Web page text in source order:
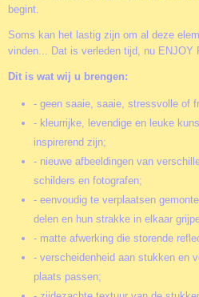
begint.
Soms kan het lastig zijn om al deze
vinden... Dat is verleden tijd, nu ENJOY
Dit is wat wij u brengen:
- geen saaie, saaie, stressvolle of
- kleurrijke, levendige en leuke
inspirerend zijn;
- nieuwe afbeeldingen van
schilders en fotografen;
- eenvoudig te verplaatsen
delen en hun strakke in elkaar
- matte afwerking die storende
- verscheidenheid aan stukken en
plaats passen;